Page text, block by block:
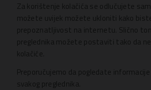
Za korištenje kolačića se odlučujete
možete uvijek možete ukloniti kako
prepoznatljivost na internetu. Slično
preglednika možete postaviti tako da
kolačiće.
Preporučujemo da pogledate
svakog preglednika.